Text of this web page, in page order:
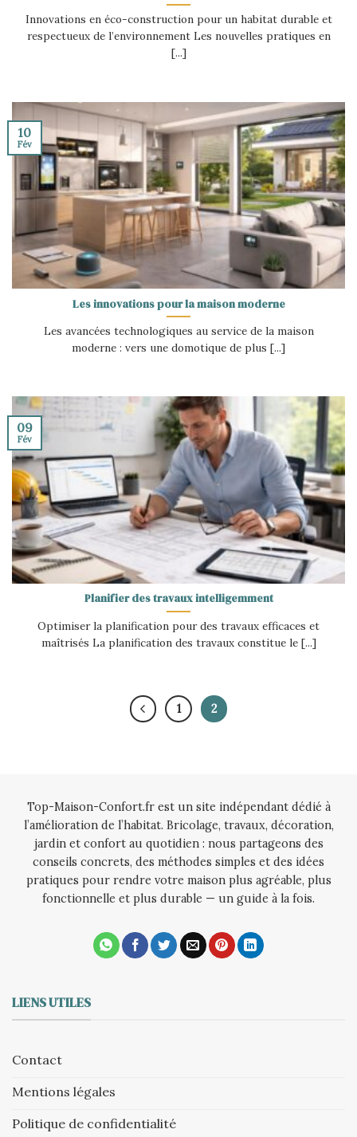
Innovations en éco-construction pour un habitat durable et
respectueux de l’environnement Les nouvelles pratiques en
[...]
Les innovations pour la maison moderne
Les avancées technologiques au service de la maison
moderne : vers une domotique de plus [...]
10
Fév
Planifier des travaux intelligemment
Optimiser la planification pour des travaux efficaces et
maîtrisés La planification des travaux constitue le [...]
09
Fév
1 2
Top-Maison-Confort.fr est un site indépendant dédié à
l’amélioration de l’habitat. Bricolage, travaux, décoration,
jardin et confort au quotidien : nous partageons des
conseils concrets, des méthodes simples et des idées
pratiques pour rendre votre maison plus agréable, plus
fonctionnelle et plus durable — un guide à la fois.
LIENS UTILES
Contact
Mentions légales
Politique de confidentialité